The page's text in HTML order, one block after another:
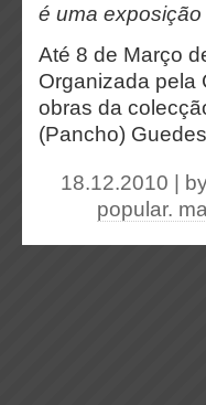
é uma
Até 8 de Março
Organizada pela
obras da
(Pancho)
18.12.2010 |
popular.